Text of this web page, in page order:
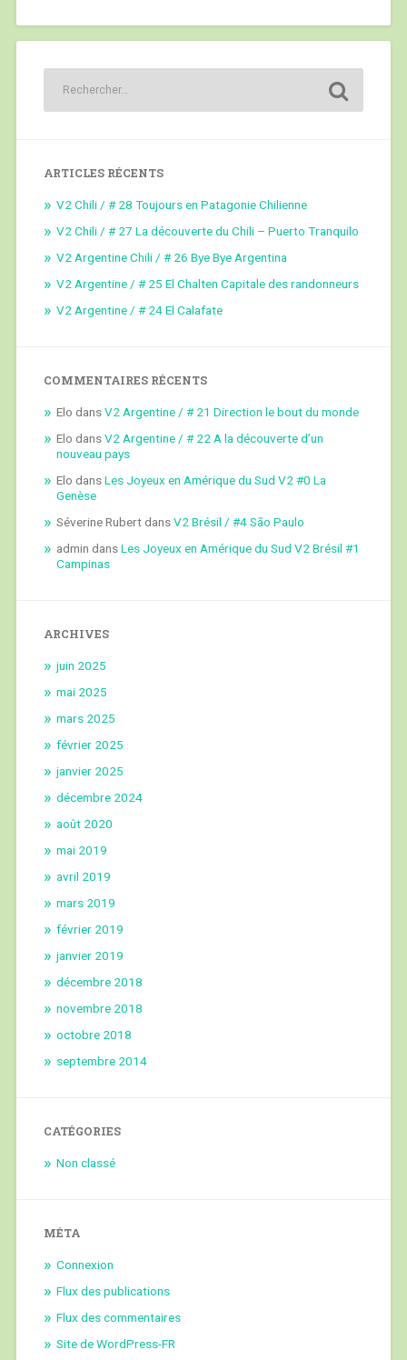
ARTICLES RÉCENTS
V2 Chili / # 28 Toujours en Patagonie Chilienne
V2 Chili / # 27 La découverte du Chili – Puerto Tranquilo
V2 Argentine Chili / # 26 Bye Bye Argentina
V2 Argentine / # 25 El Chalten Capitale des randonneurs
V2 Argentine / # 24 El Calafate
COMMENTAIRES RÉCENTS
Elo dansV2 Argentine / # 21 Direction le bout du monde
Elo dansV2 Argentine / # 22 A la découverte d’un
nouveau pays
Elo dansLes Joyeux en Amérique du Sud V2 #0 La
Genèse
Séverine RubertdansV2 Brésil / #4 São Paulo
admin dansLes Joyeux en Amérique du Sud V2 Brésil #1
Campinas
ARCHIVES
juin 2025
mai 2025
mars 2025
février 2025
janvier 2025
décembre 2024
août 2020
mai 2019
avril 2019
mars 2019
février 2019
janvier 2019
décembre 2018
novembre 2018
octobre 2018
septembre 2014
CATÉGORIES
Non classé
MÉTA
Connexion
Flux des publications
Flux des commentaires
Site de WordPress-FR